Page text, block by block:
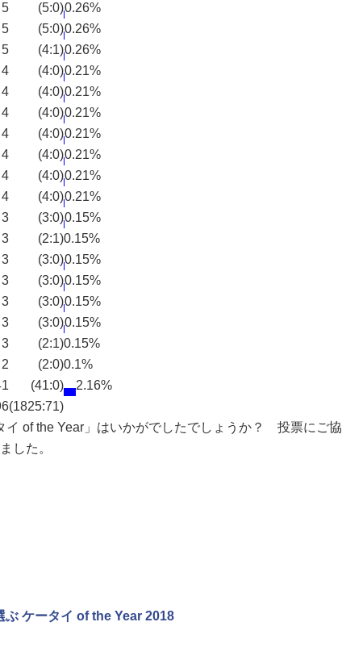
5 (5:0)0.26%
5 (5:0)0.26%
5 (4:1)0.26%
4 (4:0)0.21%
4 (4:0)0.21%
4 (4:0)0.21%
4 (4:0)0.21%
4 (4:0)0.21%
4 (4:0)0.21%
4 (4:0)0.21%
3 (3:0)0.15%
3 (2:1)0.15%
3 (3:0)0.15%
3 (3:0)0.15%
3 (3:0)0.15%
3 (3:0)0.15%
3 (2:1)0.15%
2 (2:0)0.1%
(41:0)
2.16%
(1825:71)
of the Year」はいかがでしたでしょうか？ 投票にご協
した。
ぶ ケータイ of the Year 2018